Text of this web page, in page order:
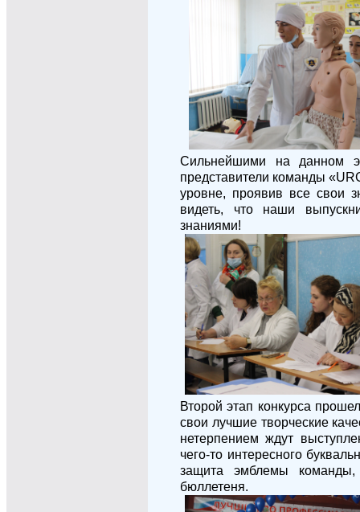
Сильнейшими на данном
представители команды «
уровне, проявив все свои
видеть, что наши
знаниями!
Второй этап конкурса
свои лучшие творческие
нетерпением ждут
чего-то интересного
защита эмблемы команды,
бюллетеня.